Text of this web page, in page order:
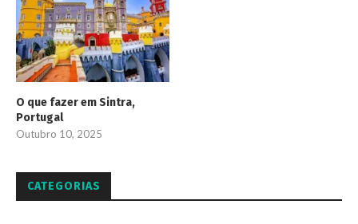
O que fazer em Sintra,
Portugal
Outubro 10, 2025
CATEGORIAS